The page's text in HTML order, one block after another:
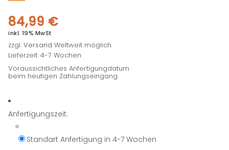
84,99 €
inkl. 19% MwSt
zzgl.Versand Weltweit möglich
Lieferzeit: 4-7 Wochen
Voraussichtliches Anfertigungdatum
beim heutigen Zahlungseingang:
Anfertigungszeit:
Standart Anfertigung in 4-7 Wochen